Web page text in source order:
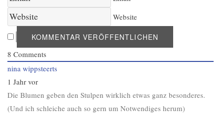
Website
8 Comments
nina wippsteerts
1 Jahr vor
Die Blumen geben den Stulpen wirklich etwas ganz besonderes.
(Und ich schleiche auch so gern um Notwendiges herum)